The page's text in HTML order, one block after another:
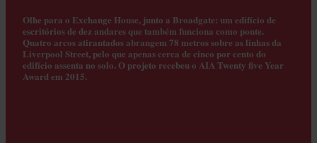
Olhe para o Exchange House, junto a Broadgate: um edifício de
escritórios de dez andares que também funciona como ponte.
Quatro arcos atirantados abrangem 78 metros sobre as linhas da
Liverpool Street, pelo que apenas cerca de cinco por cento do
edifício assenta no solo. O projeto recebeu o AIA Twenty five Year
Award em 2015.